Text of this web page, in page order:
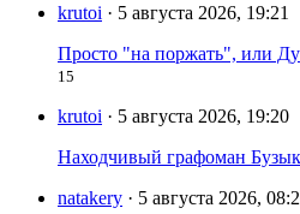
krutoi · 5 августа 2026, 19:21
Просто "на поржать", или
15
krutoi · 5 августа 2026, 19:20
Находчивый графоман
natakery · 5 августа 2026,